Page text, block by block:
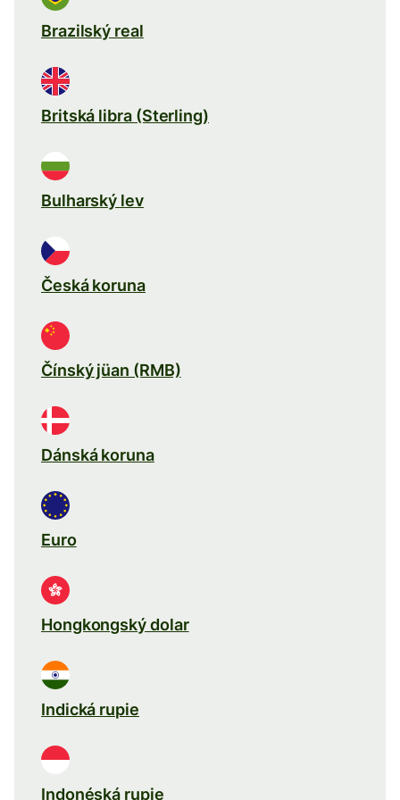
Brazilský real
Britská libra (Sterling)
Bulharský lev
Česká koruna
Čínský jüan (RMB)
Dánská koruna
Euro
Hongkongský dolar
Indická rupie
Indonéská rupie